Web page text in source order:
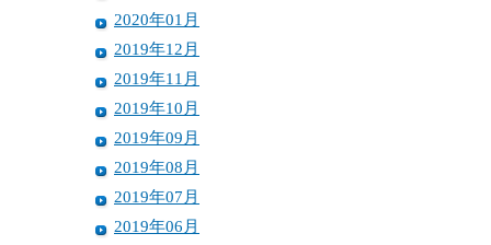
2020年01月
2019年12月
2019年11月
2019年10月
2019年09月
2019年08月
2019年07月
2019年06月